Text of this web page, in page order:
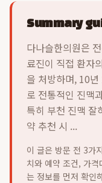
Summary
다나슬한의원은
료진이 직접 환자
을 처방하며, 10
로 전통적인 진맥
특히 부천 진맥 잘
약 추천 시 ...
이 글은 방문 전 3가
치와 예약 조건, 가
는 정보를 먼저 확인